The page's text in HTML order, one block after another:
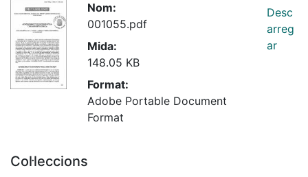
Nom:
001055.pdf
Mida:
148.05 KB
Format:
Adobe Portable Document
Format
Desc
arreg
ar
Col·leccions